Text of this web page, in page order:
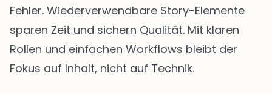
Fehler. Wiederverwendbare Story-Elemente
sparen Zeit und sichern Qualität. Mit klaren
Rollen und einfachen Workflows bleibt der
Fokus auf Inhalt, nicht auf Technik.